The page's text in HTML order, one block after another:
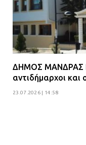
ΔΗΜΟΣ ΜΑΝΔΡΑΣ
αντιδήμαρχοι και
23.07.2026 | 14:58